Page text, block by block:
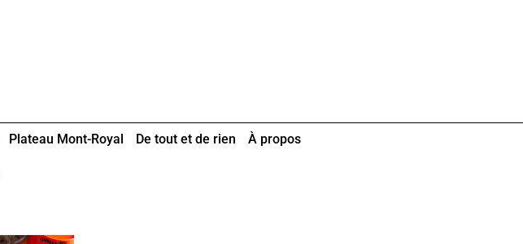
Plateau Mont-Royal De tout et de rien À propos